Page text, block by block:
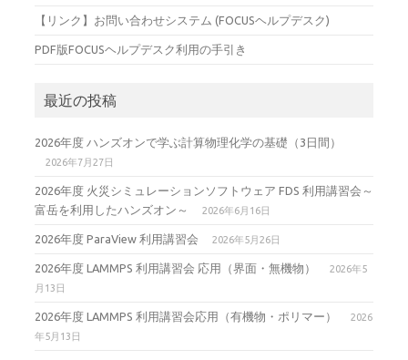
【リンク】お問い合わせシステム (FOCUSヘルプデスク)
PDF版FOCUSヘルプデスク利用の手引き
最近の投稿
2026年度 ハンズオンで学ぶ計算物理化学の基礎（3日間）
2026年7月27日
2026年度 火災シミュレーションソフトウェア FDS 利用講習会～
富岳を利用したハンズオン～
2026年6月16日
2026年度 ParaView 利用講習会 2026年5月26日
2026年度 LAMMPS 利用講習会 応用（界面・無機物）
2026年5
月13日
2026年度 LAMMPS 利用講習会応用（有機物・ポリマー）
2026
年5月13日